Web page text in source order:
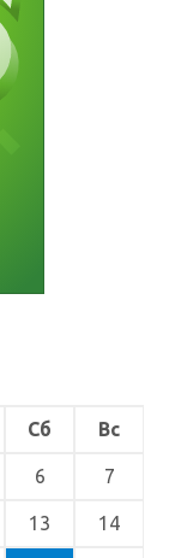
Сб Вс
6 7
13 14